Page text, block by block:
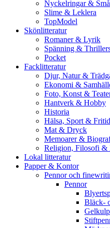
Nyckelringar &
Slime & Leklera
TopModel
Skönlitteratur
Romaner & Lyrik
Spänning &
Pocket
Facklitteratur
Djur, Natur &
Ekonomi &
Foto, Konst &
Hantverk & Hobby
Historia
Hälsa, Sport & Fritid
Mat & Dryck
Memoarer &
Religion, Filosofi &
Lokal litteratur
Papper & Kontor
Pennor och
Pennor
Bläck-